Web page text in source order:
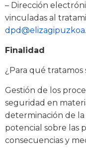
– Dirección
vinculadas al
Finalidad
¿Para qué tratamos
Gestión de los
seguridad en
determinación de
potencial sobre las
consecuencias y